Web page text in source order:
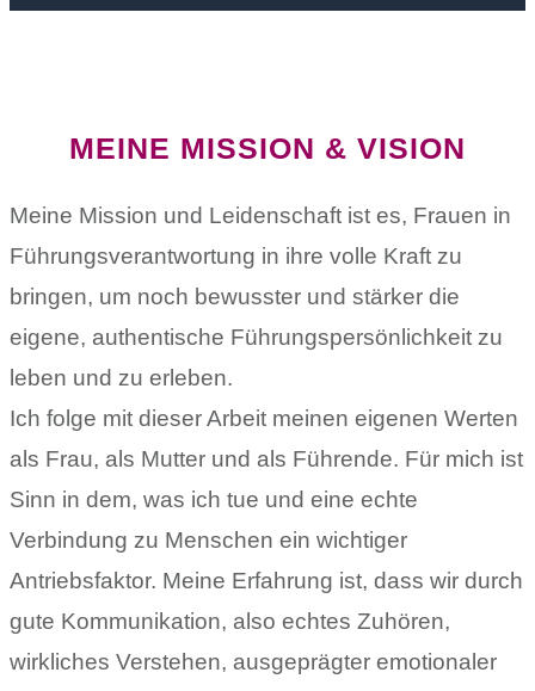
MEINE MISSION & VISION
Meine Mission und Leidenschaft ist es, Frauen in
Führungsverantwortung in ihre volle Kraft zu
bringen, um noch bewusster und stärker die
eigene, authentische Führungspersönlichkeit zu
leben und zu erleben.
Ich folge mit dieser Arbeit meinen eigenen Werten
als Frau, als Mutter und als Führende. Für mich ist
Sinn in dem, was ich tue und eine echte
Verbindung zu Menschen ein wichtiger
Antriebsfaktor. Meine Erfahrung ist, dass wir durch
gute Kommunikation, also echtes Zuhören,
wirkliches Verstehen, ausgeprägter emotionaler